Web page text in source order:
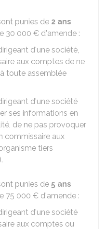
punies de 2 ans
30 000 € d'amende :
d'une société,
aux comptes de ne
toute assemblée
d'une société
ses informations en
de ne pas provoquer
commissaire aux
tiers
punies de 5 ans
75 000 € d'amende :
d'une société
aux comptes ou